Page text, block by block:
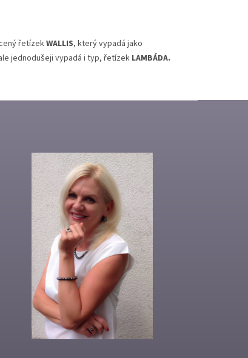
řetízekWALLIS, který vypadá jako
jednodušeji vypadá i typ, řetízek LAMBÁDA.